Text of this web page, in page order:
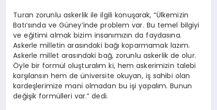
Turan zorunlu askerlik ile ilgili konuşarak, “Ülkemizin
Batı’sında ve Güney’inde problem var. Bu temel bilgiyi
ve eğitimi almak bizim insanımızın da faydasına.
Askerle milletin arasındaki bağı koparmamak lazım.
Askerle millet arasındaki bağ, zorunlu askerlik de olur.
Öyle bir formül oluşturalım ki, hem askerimizin talebi
karşılansın hem de üniversite okuyan, iş sahibi olan
kardeşlerimize mani olmadan bu işi yapalım. Bunun
değişik formülleri var.” dedi.